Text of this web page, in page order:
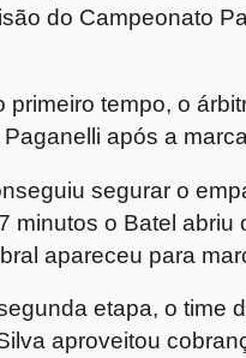
do Campeonato
primeiro tempo, o
após a
segurar o
minutos o Batel
apareceu para
etapa, o time
aproveitou